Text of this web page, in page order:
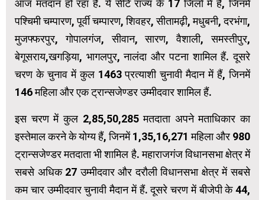
आज मतदान हो रहा है. ये सीटें राज्य के 17 जिलों में हैं, जिनमें
पश्चिमी चम्पारण, पूर्वी चम्पारण, शिवहर, सीतामढ़ी, मधुबनी, दरभंगा,
मुजफ्फरपुर, गोपालगंज, सीवान, सारण, वैशाली, समस्तीपुर,
बेगूसराय,खगड़िया, भागलपुर, नालंदा और पटना शामिल हैं. दूसरे
चरण के चुनाव में कुल 1463 प्रत्याशी चुनावी मैदान में हैं, जिनमें
146 महिला और एक ट्रान्सजेण्डर उम्मीदवार शामिल हैं.
इस चरण में कुल 2,85,50,285 मतदाता अपने मताधिकार का
इस्तेमाल करने के योग्य हैं, जिनमें 1,35,16,271 महिला और 980
ट्रान्सजेण्डर मतदाता भी शामिल है. महाराजगंज विधानसभा क्षेत्र में
सबसे अधिक 27 उम्मीदवार और दरौली विधानसभा क्षेत्र में सबसे
कम चार उम्मीदवार चुनावी मैदान में हैं. दूसरे चरण में बीजेपी के 44,